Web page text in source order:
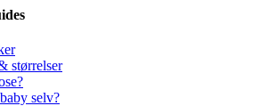
størrelser
selv?